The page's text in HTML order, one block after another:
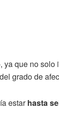
que no
grado de
estarhasta